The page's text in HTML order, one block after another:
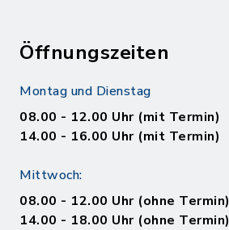
Öffnungszeiten
Montag und Dienstag
08.00 - 12.00 Uhr (mit Termin)
14.00 - 16.00 Uhr (mit Termin)
Mittwoch:
08.00 - 12.00 Uhr (ohne Termin)
14.00 - 18.00 Uhr (ohne Termin)